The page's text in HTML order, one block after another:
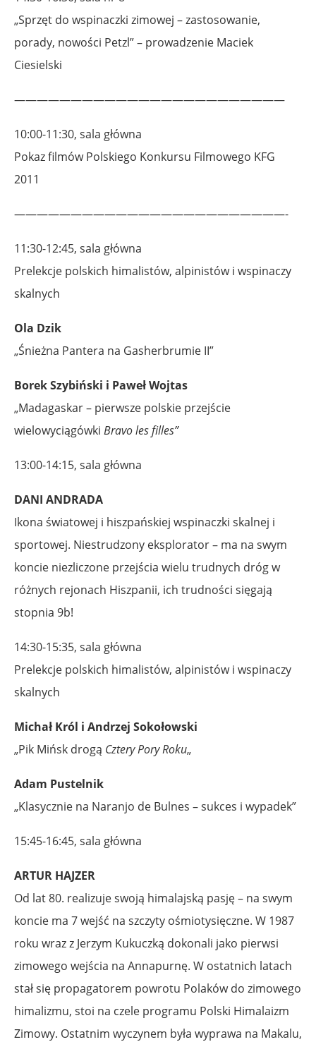
„Sprzęt do wspinaczki zimowej – zastosowanie,
porady, nowości Petzl” – prowadzenie Maciek
Ciesielski
————————————————————————
10:00-11:30, sala główna
Pokaz filmów Polskiego Konkursu Filmowego KFG
2011
————————————————————————-
11:30-12:45, sala główna
Prelekcje polskich himalistów, alpinistów i wspinaczy
skalnych
Ola Dzik
„Śnieżna Pantera na Gasherbrumie II”
Borek Szybiński i Paweł Wojtas
„Madagaskar – pierwsze polskie przejście
wielowyciągówki Bravo les filles”
13:00-14:15, sala główna
DANI ANDRADA
Ikona światowej i hiszpańskiej wspinaczki skalnej i
sportowej. Niestrudzony eksplorator – ma na swym
koncie niezliczone przejścia wielu trudnych dróg w
różnych rejonach Hiszpanii, ich trudności sięgają
stopnia 9b!
14:30-15:35, sala główna
Prelekcje polskich himalistów, alpinistów i wspinaczy
skalnych
Michał Król i Andrzej Sokołowski
„Pik Mińsk drogą Cztery Pory Roku„
Adam Pustelnik
„Klasycznie na Naranjo de Bulnes – sukces i wypadek”
15:45-16:45, sala główna
ARTUR HAJZER
Od lat 80. realizuje swoją himalajską pasję – na swym
koncie ma 7 wejść na szczyty ośmiotysięczne. W 1987
roku wraz z Jerzym Kukuczką dokonali jako pierwsi
zimowego wejścia na Annapurnę. W ostatnich latach
stał się propagatorem powrotu Polaków do zimowego
himalizmu, stoi na czele programu Polski Himalaizm
Zimowy. Ostatnim wyczynem była wyprawa na Makalu,